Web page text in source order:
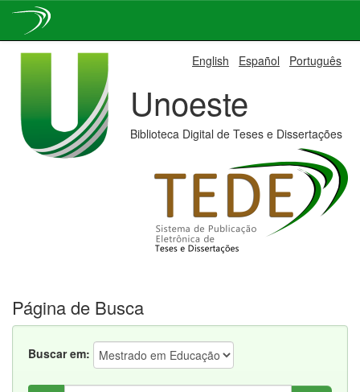
English Español Português
Unoeste
Biblioteca Digital de Teses e Dissertações
Página de Busca
Buscar em: